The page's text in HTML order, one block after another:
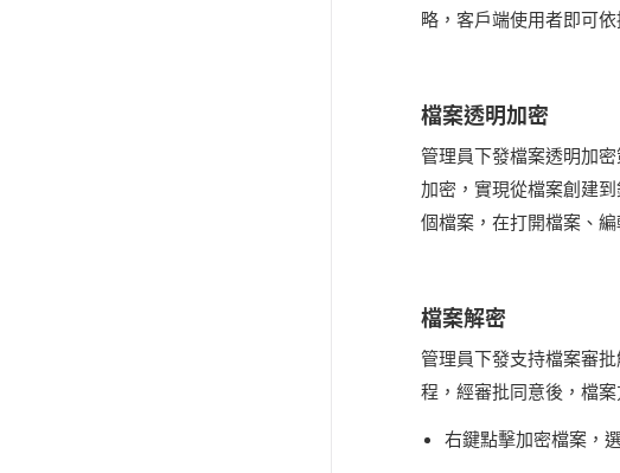
略，客戶端使用者即可
檔案透明加密
管理員下發檔案透明加
加密，實現從檔案創建
個檔案，在打開檔案、
檔案解密
管理員下發支持檔案審
程，經審批同意後，檔
右鍵點擊加密檔案，